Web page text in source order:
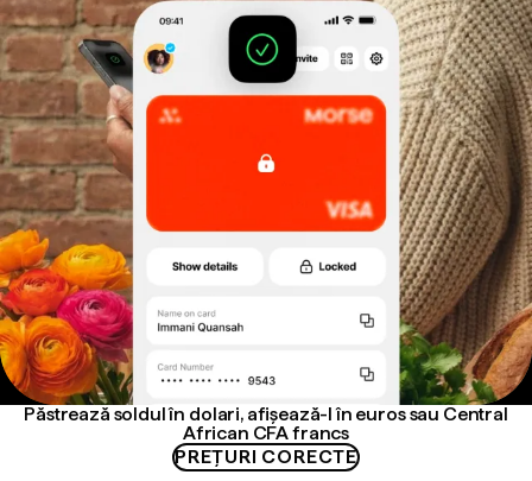
Păstrează soldul în dolari, afișează-l în euros sau Central
African CFA francs
PREȚURI CORECTE